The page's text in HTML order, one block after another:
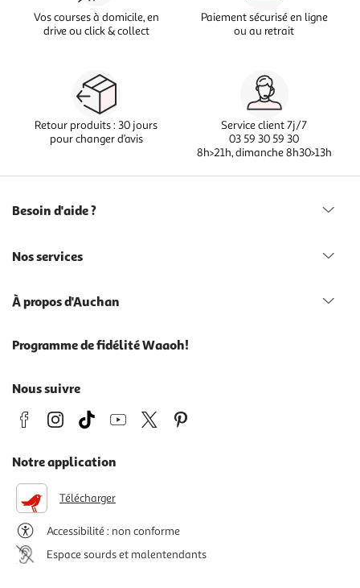
Vos courses à domicile, en
drive ou click & collect
Paiement sécurisé en ligne
ou au retrait
Retour produits : 30 jours
pour changer d’avis
Service client 7j/7
03 59 30 59 30
8h>21h, dimanche 8h30>13h
Besoin d'aide ?
Nos services
À propos d'Auchan
Programme de fidélité Waaoh!
Nous suivre
Notre application
Télécharger
Accessibilité : non conforme
Espace sourds et malentendants